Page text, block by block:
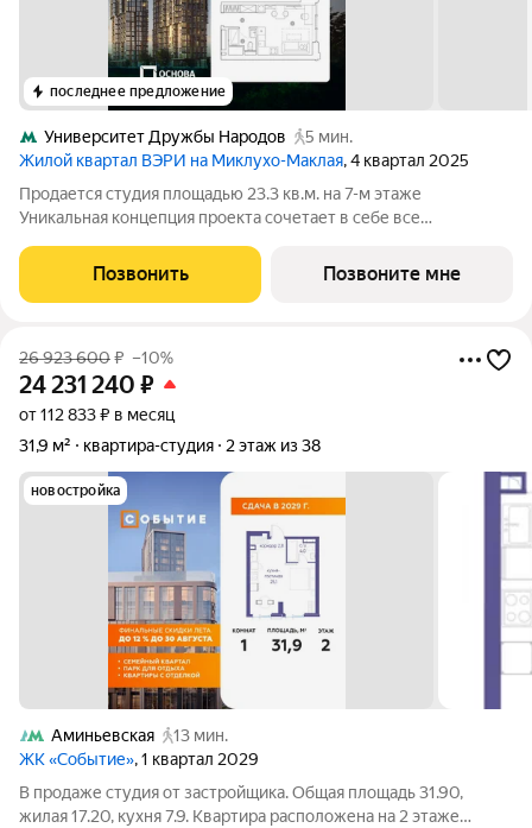
последнее предложение
Университет Дружбы Народов
5 мин.
Жилой квартал ВЭРИ на Миклухо-Маклая, 4 квартал 2025
Продается студия площадью 23.3 кв.м. на 7-м этаже
Уникальная концепция проекта сочетает в себе все
спокойного приватного отдыха в единении с природой. На
закрытой благоустроенной территории
Позвонить Позвоните мне
26 923 600₽ –10%
24 231 240 ₽
от 112 833 ₽ в месяц
31,9 м²
квартира-студия 2 этаж из 38
новостройка
Аминьевская
13 мин.
ЖК «Событие», 1 квартал 2029
В продаже студия от застройщика. Общая площадь 31.90,
жилая 17.20, кухня 7.9. Квартира расположена на 2 этаже